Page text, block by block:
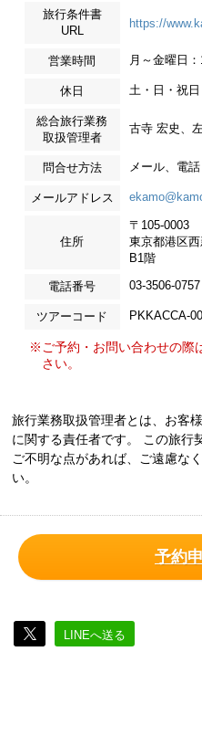
旅行条件書
URL
https://
営業時間 月～金曜日
休日 土・日・祝
総合旅行業務
取扱管理者
古寺 宏史、
問合せ方法 メール、電話
メールアドレス
住所
〒105-0003
東京都港区
B1階
電話番号 03-3506-0757
ツアーコード PKKACCA-
※ご予約・お問い合わせの際
さい。
旅行業務取扱管理者とは、お客
に関する責任者です。 この旅行
ご不明な点があれば、ご遠慮な
い。
予約
LINEへ送る